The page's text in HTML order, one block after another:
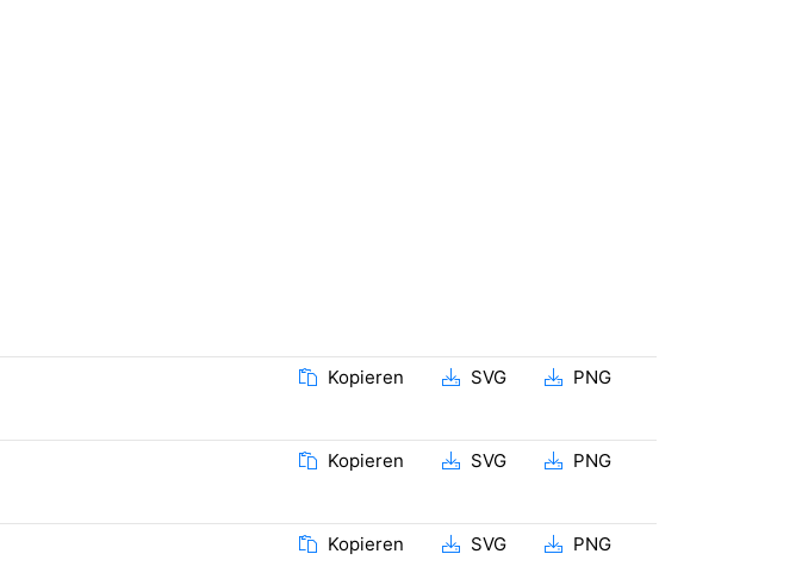
Kopieren SVG PNG
Kopieren SVG PNG
Kopieren SVG PNG